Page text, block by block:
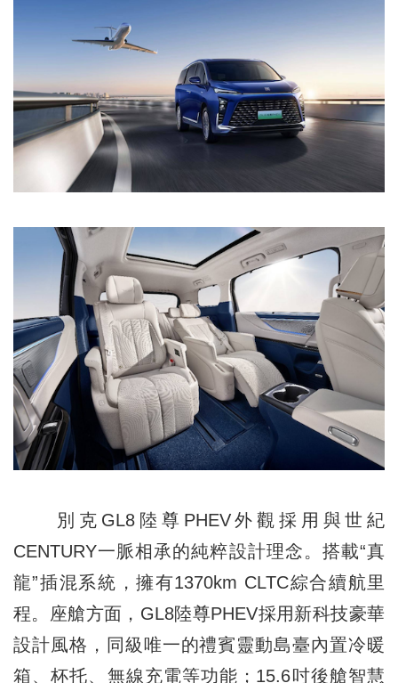
別克GL8陸尊PHEV外觀採用與世紀
CENTURY一脈相承的純粹設計理念。搭載“真
龍”插混系統，擁有1370km CLTC綜合續航里
程。座艙方面，GL8陸尊PHEV採用新科技豪華
設計風格，同級唯一的禮賓靈動島臺內置冷暖
箱、杯托、無線充電等功能；15.6吋後艙智慧